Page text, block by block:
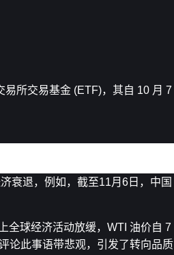
所交易基金 (ETF)，其自 10 月 7
衰退，例如，截至11月6日，中国
全球经济活动放缓，WTI 油价自 7
论此事语带悲观，引发了转向品质